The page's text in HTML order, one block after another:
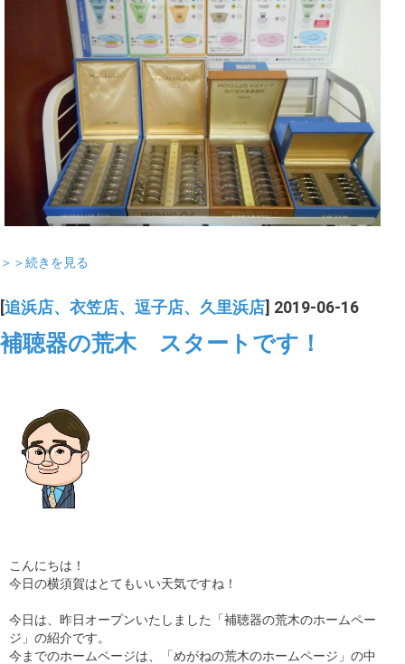
＞＞続きを見る
追浜店、衣笠店、逗子店、久里浜店 ] 2019-06-16
補聴器の荒木 スタートです！
こんにちは！
今日の横須賀はとてもいい天気ですね！
今日は、昨日オープンいたしました「補聴器の荒木のホームペー
ジ」の紹介です。
今までのホームページは、「めがねの荒木のホームページ」の中